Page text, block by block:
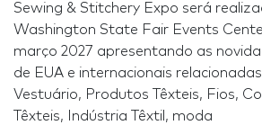
Sewing & Stitchery Expo será
Washington State Fair Events
março 2027 apresentando as
de EUA e internacionais
Vestuário, Produtos Têxteis, Fios,
Têxteis, Indústria Têxtil, moda